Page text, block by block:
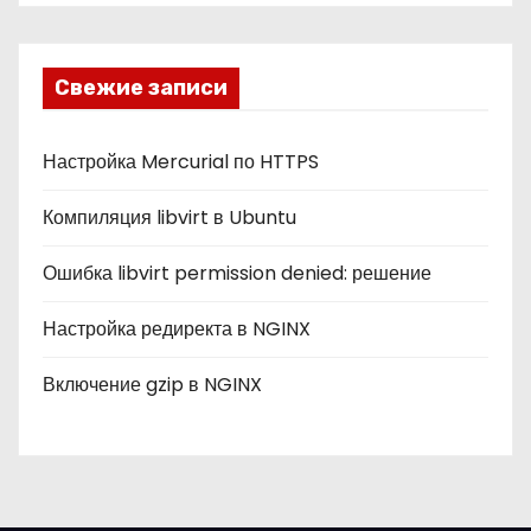
к
Свежие записи
Настройка Mercurial по HTTPS
Компиляция libvirt в Ubuntu
Ошибка libvirt permission denied: решение
Настройка редиректа в NGINX
Включение gzip в NGINX